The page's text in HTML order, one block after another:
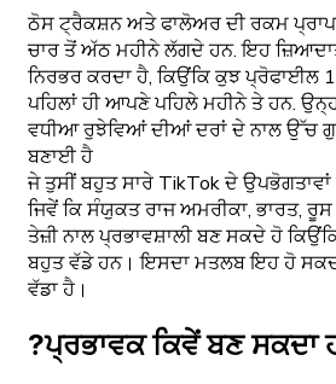
ਠੋਸ ਟ੍ਰੈਕਸ਼ਨ ਅਤੇ ਫਾਲੋਅਰ ਦੀ ਰਕਮ
ਚਾਰ ਤੋਂ ਅੱਠ ਮਹੀਨੇ ਲੱਗਦੇ ਹਨ. ਇਹ
ਨਿਰਭਰ ਕਰਦਾ ਹੈ, ਕਿਉਂਕਿ ਕੁਝ
ਪਹਿਲਾਂ ਹੀ ਆਪਣੇ ਪਹਿਲੇ ਮਹੀਨੇ ਤੇ ਹਨ.
ਵਧੀਆ ਰੁਝੇਵਿਆਂ ਦੀਆਂ ਦਰਾਂ ਦੇ ਨਾਲ ਉੱਚ
ਬਣਾਈ ਹੈ
ਜੇ ਤੁਸੀਂ ਬਹੁਤ ਸਾਰੇ TikTok ਦੇ
ਜਿਵੇਂ ਕਿ ਸੰਯੁਕਤ ਰਾਜ ਅਮਰੀਕਾ, ਭਾਰਤ, ਰੂਸ
ਤੇਜ਼ੀ ਨਾਲ ਪ੍ਰਭਾਵਸ਼ਾਲੀ ਬਣ ਸਕਦੇ ਹੋ
ਬਹੁਤ ਵੱਡੇ ਹਨ। ਇਸਦਾ ਮਤਲਬ ਇਹ ਹੋ
ਵੱਡਾ ਹੈ।
?ਪ੍ਰਭਾਵਕ ਕਿਵੇਂ ਬਣ ਸਕਦਾ